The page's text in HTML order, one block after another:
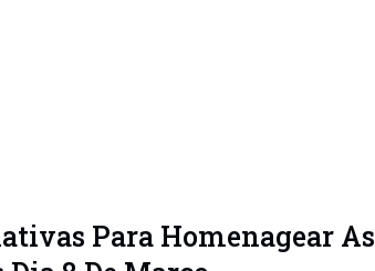
Para Homenagear As